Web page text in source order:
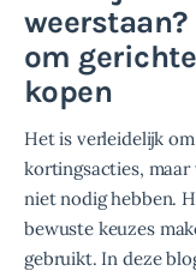
om
kopen
Het is verleidelijk
kortingsacties, maar
niet nodig hebben.
bewuste keuzes
gebruikt. In deze